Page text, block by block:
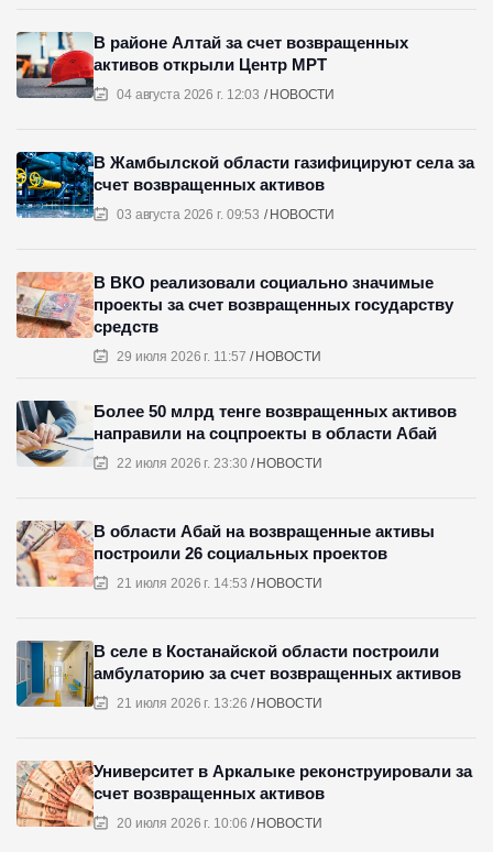
04 августа 2026 г. 12:03 НОВОСТИ
В районе Алтай за счет возвращенных
активов открыли Центр МРТ
03 августа 2026 г. 09:53 НОВОСТИ
В Жамбылской области газифицируют села за
счет возвращенных активов
29 июля 2026 г. 11:57 НОВОСТИ
В ВКО реализовали социально значимые
проекты за счет возвращенных государству
средств
22 июля 2026 г. 23:30 НОВОСТИ
Более 50 млрд тенге возвращенных активов
направили на соцпроекты в области Абай
21 июля 2026 г. 14:53 НОВОСТИ
В области Абай на возвращенные активы
построили 26 социальных проектов
21 июля 2026 г. 13:26 НОВОСТИ
В селе в Костанайской области построили
амбулаторию за счет возвращенных активов
20 июля 2026 г. 10:06 НОВОСТИ
Университет в Аркалыке реконструировали за
счет возвращенных активов